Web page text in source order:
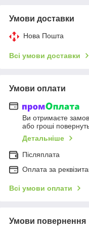
Умови доставки
Нова Пошта
Всі умови доставки
Умови оплати
Ви отримаєте
або гроші
Детальніше
Післяплата
Оплата за
Всі умови оплати
Умови повернення